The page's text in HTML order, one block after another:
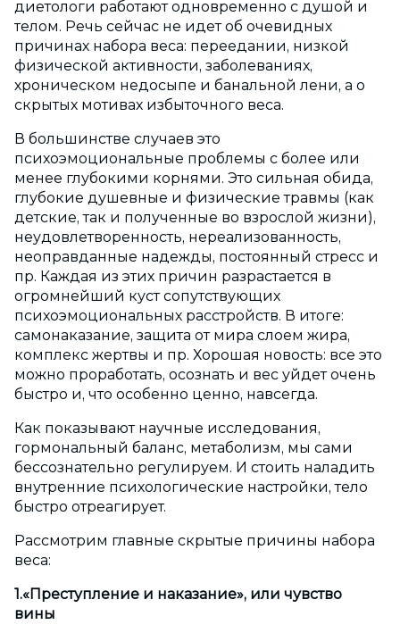
диетологи работают одновременно с душой и
телом. Речь сейчас не идет об очевидных
причинах набора веса: переедании, низкой
физической активности, заболеваниях,
хроническом недосыпе и банальной лени, а о
скрытых мотивах избыточного веса.
В большинстве случаев это
психоэмоциональные проблемы с более или
менее глубокими корнями. Это сильная обида,
глубокие душевные и физические травмы (как
детские, так и полученные во взрослой жизни),
неудовлетворенность, нереализованность,
неоправданные надежды, постоянный стресс и
пр. Каждая из этих причин разрастается в
огромнейший куст сопутствующих
психоэмоциональных расстройств. В итоге:
самонаказание, защита от мира слоем жира,
комплекс жертвы и пр. Хорошая новость: все это
можно проработать, осознать и вес уйдет очень
быстро и, что особенно ценно, навсегда.
Как показывают научные исследования,
гормональный баланс, метаболизм, мы сами
бессознательно регулируем. И стоить наладить
внутренние психологические настройки, тело
быстро отреагирует.
Рассмотрим главные скрытые причины набора
веса:
1.«Преступление и наказание», или чувство
вины